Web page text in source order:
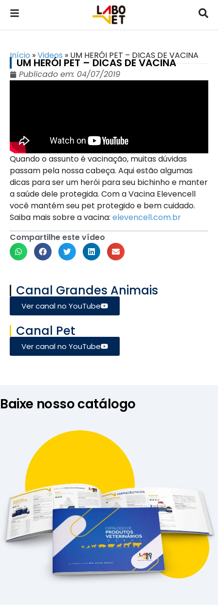
Início »Videos » UM HERÓI PET – DICAS DE VACINA
UM HERÓI PET – DICAS DE VACINA
Publicado em: 04/07/2019
Quando o assunto é vacinação, muitas dúvidas
passam pela nossa cabeça. Aqui estão algumas
dicas para ser um herói para seu bichinho e manter
a saúde dele protegida. Com a Vacina Elevencell
você mantém seu pet protegido e bem cuidado.
Saiba mais sobre a vacina: elevencell.com.br
Compartilhe este vídeo
Canal Grandes Animais
Ver canal no YouTube
Canal Pet
Ver canal no YouTube
Baixe nosso catálogo